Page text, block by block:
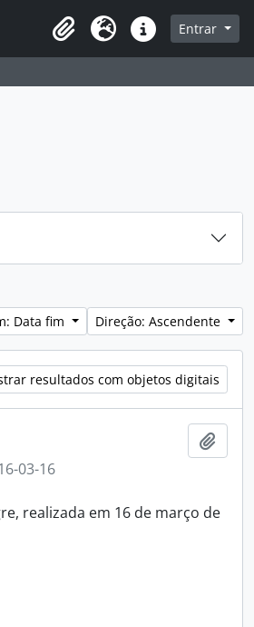
Idioma Ligações rápidas
Entrar
Data fim
Direção: Ascendente
resultados com objetos digitais
03-16
realizada em 16 de março de